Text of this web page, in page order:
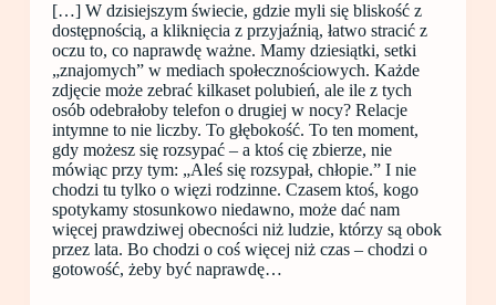
[…] W dzisiejszym świecie, gdzie myli się bliskość z
dostępnością, a kliknięcia z przyjaźnią, łatwo stracić z
oczu to, co naprawdę ważne. Mamy dziesiątki, setki
„znajomych” w mediach społecznościowych. Każde
zdjęcie może zebrać kilkaset polubień, ale ile z tych
osób odebrałoby telefon o drugiej w nocy? Relacje
intymne to nie liczby. To głębokość. To ten moment,
gdy możesz się rozsypać – a ktoś cię zbierze, nie
mówiąc przy tym: „Aleś się rozsypał, chłopie.” I nie
chodzi tu tylko o więzi rodzinne. Czasem ktoś, kogo
spotykamy stosunkowo niedawno, może dać nam
więcej prawdziwej obecności niż ludzie, którzy są obok
przez lata. Bo chodzi o coś więcej niż czas – chodzi o
gotowość, żeby być naprawdę…